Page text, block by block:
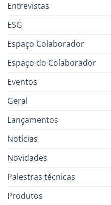
Entrevistas
ESG
Espaço Colaborador
Espaço do Colaborador
Eventos
Geral
Lançamentos
Notícias
Novidades
Palestras técnicas
Produtos